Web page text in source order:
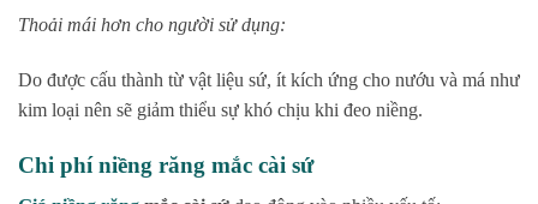
Thoải mái hơn cho người sử dụng:
Do được cấu thành từ vật liệu sứ, ít kích ứng cho nướu và má như
kim loại nên sẽ giảm thiểu sự khó chịu khi đeo niềng.
Chi phí niềng răng mắc cài sứ